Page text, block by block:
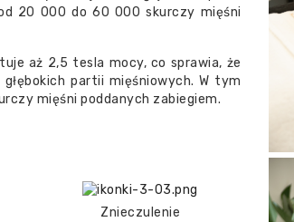
20 000 do 60 000 skurczy mięśni
aż 2,5 tesla mocy, co sprawia, że
partii mięśniowych. W tym
mięśni poddanych zabiegiem.
Znieczulenie